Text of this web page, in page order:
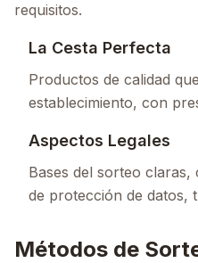
requisitos.
La Cesta Perfecta
Productos de calidad
establecimiento, con
Aspectos Legales
Bases del sorteo
de protección de datos,
Métodos de